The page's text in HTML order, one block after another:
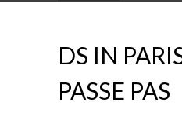
DS IN
PASSE PAS